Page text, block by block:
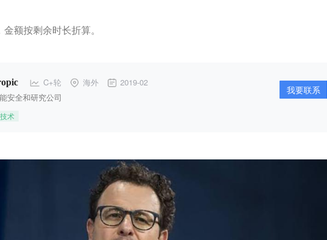
额按剩余时长折算。
C+轮 海外 2019-02
安全和研究公司
术
我要联系